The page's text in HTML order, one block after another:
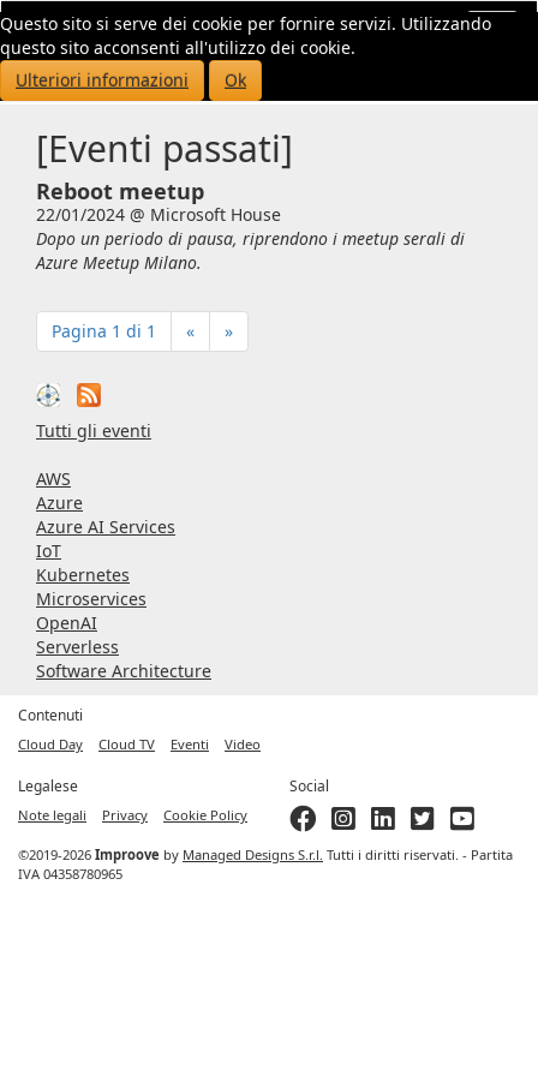
Questo sito si serve dei cookie per fornire servizi. Utilizzando
questo sito acconsenti all'utilizzo dei cookie.
Ulteriori informazioni
Ok
[Eventi passati]
Reboot meetup
22/01/2024 @ Microsoft House
Dopo un periodo di pausa, riprendono i meetup serali di
Azure Meetup Milano.
Pagina 1 di 1 « »
Tutti gli eventi
AWS
Azure
Azure AI Services
IoT
Kubernetes
Microservices
OpenAI
Serverless
Software Architecture
Contenuti
Cloud Day Cloud TV Eventi Video
Legalese
Note legali Privacy Cookie Policy
Social
©2019-2026 Improove by Managed Designs S.r.l. Tutti i diritti riservati. - Partita
IVA 04358780965